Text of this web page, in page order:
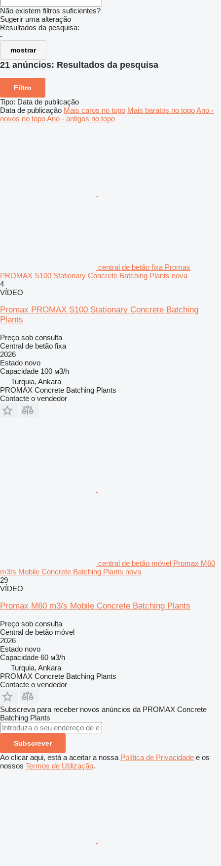
Não existem filtros suficientes?
Sugerir uma alteração
Resultados da pesquisa:
-
mostrar
21 anúncios: Resultados da pesquisa
Filtro
Tipo: Data de publicação
Data de publicação Mais caros no topo Mais baratos no topoAno -
novos no topoAno - antigos no topo
central de betão fixa Promax
PROMAX S100 Stationary Concrete Batching Plants nova
4
VÍDEO
Promax PROMAX S100 Stationary Concrete Batching
Plants
Preço sob consulta
Central de betão fixa
2026
Estado novo
Capacidade 100 м3/h
Turquia, Ankara
PROMAX Concrete Batching Plants
Contacte o vendedor
central de betão móvel Promax M60
m3/s Mobile Concrete Batching Plants nova
29
VÍDEO
Promax M60 m3/s Mobile Concrete Batching Plants
Preço sob consulta
Central de betão móvel
2026
Estado novo
Capacidade 60 м3/h
Turquia, Ankara
PROMAX Concrete Batching Plants
Contacte o vendedor
Subscreva para receber novos anúncios da PROMAX Concrete
Batching Plants
Subscrever
Ao clicar aqui, está a aceitar a nossa Política de Privacidade e os
nossos Termos de Utilização.